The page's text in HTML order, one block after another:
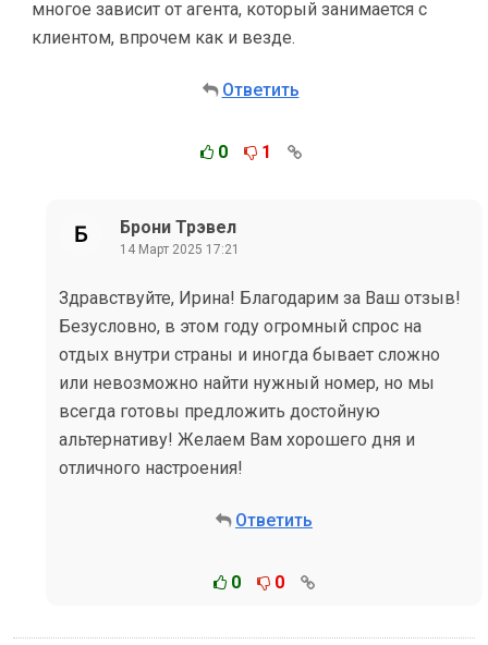
многое зависит от агента, который занимается с
клиентом, впрочем как и везде.
Ответить
0 1
Брони Трэвел
14 Март 2025 17:21
Здравствуйте, Ирина! Благодарим за Ваш отзыв!
Безусловно, в этом году огромный спрос на
отдых внутри страны и иногда бывает сложно
или невозможно найти нужный номер, но мы
всегда готовы предложить достойную
альтернативу! Желаем Вам хорошего дня и
отличного настроения!
Ответить
0 0